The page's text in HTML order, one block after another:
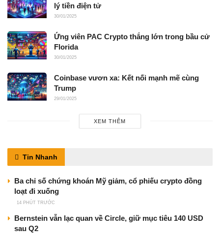
lý tiền điện tử
30/01/2025
Ứng viên PAC Crypto thắng lớn trong bầu cử
Florida
30/01/2025
Coinbase vươn xa: Kết nối mạnh mẽ cùng
Trump
29/01/2025
XEM THÊM
Tin Nhanh
Ba chỉ số chứng khoán Mỹ giảm, cổ phiếu crypto đồng
loạt đi xuống
14 PHÚT TRƯỚC
Bernstein vẫn lạc quan về Circle, giữ mục tiêu 140 USD
sau Q2